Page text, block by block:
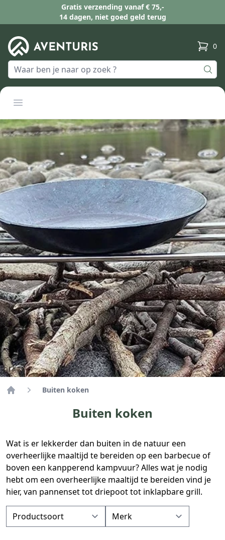
Gratis verzending vanaf € 75,-
14 dagen, niet goed geld terug
0
Open menu
Buiten koken
Buiten koken
Wat is er lekkerder dan buiten in de natuur een
overheerlijke maaltijd te bereiden op een barbecue of
boven een kanpperend kampvuur? Alles wat je nodig
hebt om een overheerlijke maaltijd te bereiden vind je
hier, van pannenset tot driepoot tot inklapbare grill.